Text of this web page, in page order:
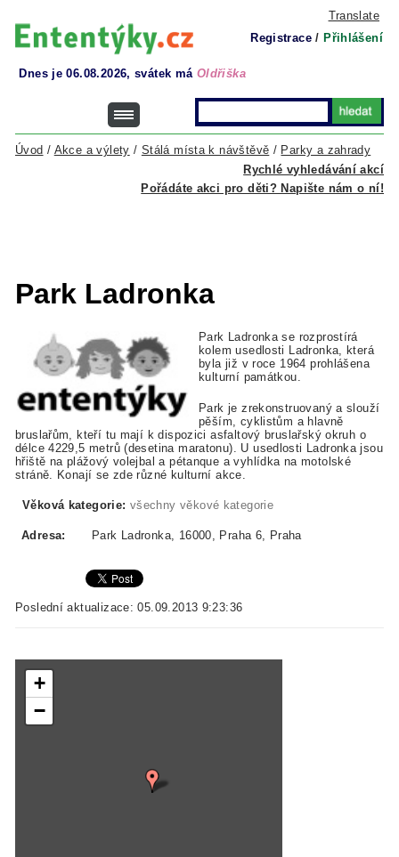
Translate
Registrace / Přihlášení
Dnes je 06.08.2026, svátek má Oldřiška
Rychlé vyhledávání akcí
Úvod / Akce a výlety / Stálá místa k návštěvě / Parky a zahrady
Pořádáte akci pro děti? Napište nám o ní!
Park Ladronka
Park Ladronka se rozprostírá
kolem usedlosti Ladronka, která
byla již v roce 1964 prohlášena
kulturní památkou.
Park je zrekonstruovaný a slouží
pěším, cyklistům a hlavně
bruslařům, kteří tu mají k dispozici asfaltový bruslařský okruh o
délce 4229,5 metrů (desetina maratonu). U usedlosti Ladronka jsou
hřiště na plážový volejbal a pétanque a vyhlídka na motolské
stráně. Konají se zde různé kulturní akce.
Věková kategorie: všechny věkové kategorie
Adresa: Park Ladronka, 16000, Praha 6, Praha
Poslední aktualizace: 05.09.2013 9:23:36
+
−